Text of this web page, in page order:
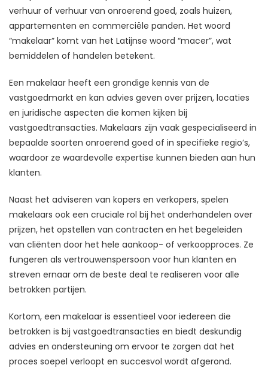
verhuur of verhuur van onroerend goed, zoals huizen,
appartementen en commerciële panden. Het woord
“makelaar” komt van het Latijnse woord “macer”, wat
bemiddelen of handelen betekent.
Een makelaar heeft een grondige kennis van de
vastgoedmarkt en kan advies geven over prijzen, locaties
en juridische aspecten die komen kijken bij
vastgoedtransacties. Makelaars zijn vaak gespecialiseerd in
bepaalde soorten onroerend goed of in specifieke regio’s,
waardoor ze waardevolle expertise kunnen bieden aan hun
klanten.
Naast het adviseren van kopers en verkopers, spelen
makelaars ook een cruciale rol bij het onderhandelen over
prijzen, het opstellen van contracten en het begeleiden
van cliënten door het hele aankoop- of verkoopproces. Ze
fungeren als vertrouwenspersoon voor hun klanten en
streven ernaar om de beste deal te realiseren voor alle
betrokken partijen.
Kortom, een makelaar is essentieel voor iedereen die
betrokken is bij vastgoedtransacties en biedt deskundig
advies en ondersteuning om ervoor te zorgen dat het
proces soepel verloopt en succesvol wordt afgerond.